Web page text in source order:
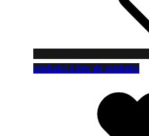
souhaits Liste de souhaits